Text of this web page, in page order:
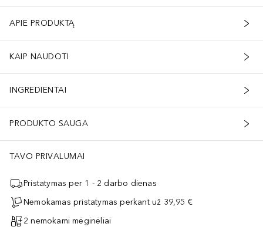
APIE PRODUKTĄ
KAIP NAUDOTI
INGREDIENTAI
PRODUKTO SAUGA
TAVO PRIVALUMAI
Pristatymas per 1 - 2 darbo dienas
Nemokamas pristatymas perkant už 39,95 €
2 nemokami mėginėliai